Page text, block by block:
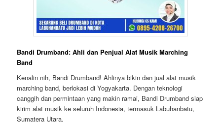
Bandi Drumband: Ahli dan Penjual Alat Musik Marching
Band
Kenalin nih, Bandi Drumband! Ahlinya bikin dan jual alat musik
marching band, berlokasi di Yogyakarta. Dengan teknologi
canggih dan permintaan yang makin ramai, Bandi Drumband siap
kirim alat musik ke seluruh Indonesia, termasuk Labuhanbatu,
Sumatera Utara.